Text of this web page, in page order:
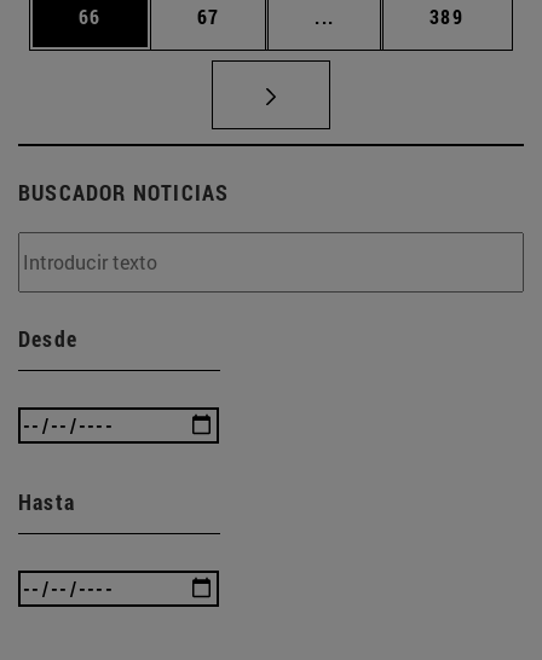
Página
66 Página
67 ... Páginas intermedias
Página
389
BUSCADOR NOTICIAS
Desde
Hasta